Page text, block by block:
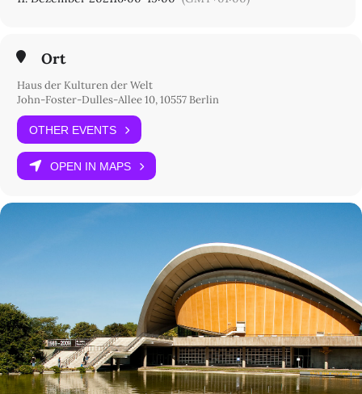
Ort
Haus der Kulturen der Welt
John-Foster-Dulles-Allee 10, 10557 Berlin
OTHER EVENTS
OPEN IN MAPS